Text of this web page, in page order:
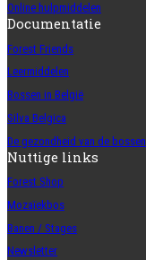
Online hulpmiddelen
Documentatie
Forest Friends
Leermiddelen
Bossen in België
Silva Belgica
De gezondheid van de bossen
Nuttige links
Forest Shop
Mozaïekbos
Banen / Stages
Newsletter